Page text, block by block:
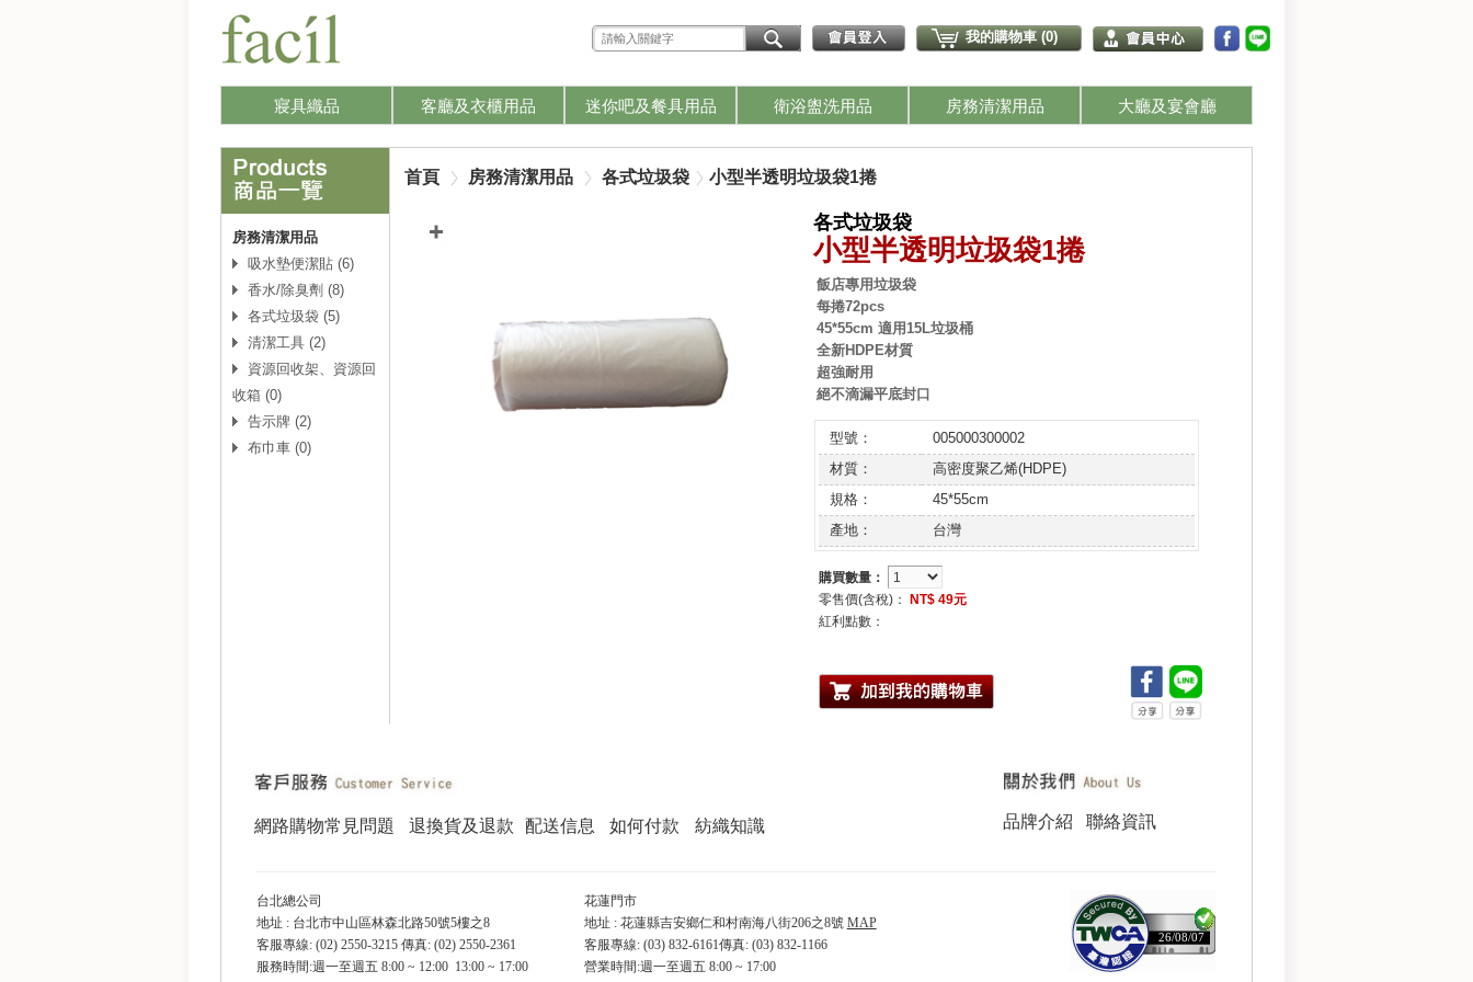
我的購物車 (0)
寢具織品 客廳及衣櫃用品 迷你吧及餐具用品 衛浴盥洗用品 房務清潔用品 大廳及宴會廳
房務清潔用品
吸水墊便潔貼 (6)
香水/除臭劑 (8)
各式垃圾袋 (5)
清潔工具 (2)
資源回收架、資源回
收箱 (0)
告示牌 (2)
布巾車 (0)
首頁 房務清潔用品 各式垃圾袋 小型半透明垃圾袋1捲
各式垃圾袋
小型半透明垃圾袋1捲
飯店專用垃圾袋
每捲72pcs
45*55cm 適用15L垃圾桶
全新HDPE材質
超強耐用
絕不滴漏平底封口
型號：
005000300002
材質：
高密度聚乙烯(HDPE)
規格：
45*55cm
產地：
台灣
購買數量：
零售價(含稅)：
NT$ 49元
紅利點數：
網路購物常見問題 退換貨及退款 配送信息 如何付款 紡織知識 品牌介紹 聯絡資訊
台北總公司
地址 : 台北市中山區林森北路50號5樓之8
客服專線: (02) 2550-3215 傳真: (02) 2550-2361
服務時間:週一至週五 8:00 ~ 12:00 13:00 ~ 17:00
花蓮門市
地址 : 花蓮縣吉安鄉仁和村南海八街206之8號 MAP
客服專線: (03) 832-6161傳真: (03) 832-1166
營業時間:週一至週五 8:00 ~ 17:00
26/08/07